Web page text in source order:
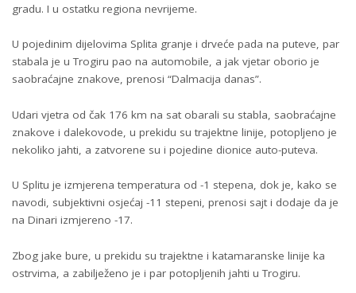
gradu. I u ostatku regiona nevrijeme.
U pojedinim dijelovima Splita granje i drveće pada na puteve, par
stabala je u Trogiru pao na automobile, a jak vjetar oborio je
saobraćajne znakove, prenosi “Dalmacija danas”.
Udari vjetra od čak 176 km na sat obarali su stabla, saobraćajne
znakove i dalekovode, u prekidu su trajektne linije, potopljeno je
nekoliko jahti, a zatvorene su i pojedine dionice auto-puteva.
U Splitu je izmjerena temperatura od -1 stepena, dok je, kako se
navodi, subjektivni osjećaj -11 stepeni, prenosi sajt i dodaje da je
na Dinari izmjereno -17.
Zbog jake bure, u prekidu su trajektne i katamaranske linije ka
ostrvima, a zabilježeno je i par potopljenih jahti u Trogiru.